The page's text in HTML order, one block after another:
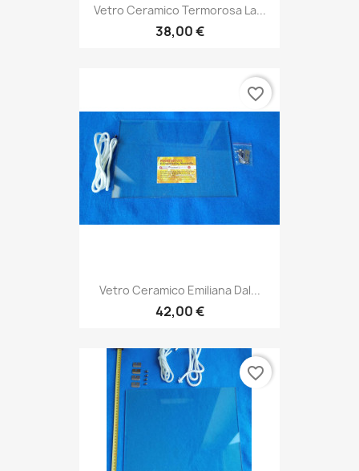
Vetro Ceramico Termorosa La...
38,00 €
Vetro Ceramico Emiliana Dal...
42,00 €
favorite_border
favorite_border